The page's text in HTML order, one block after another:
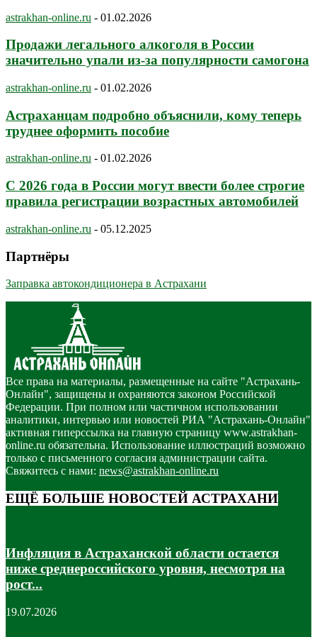
astrakhan-online.ru - 01.02.2026
Продажи легального алкоголя в России
значительно упали из-за популярности самогона
astrakhan-online.ru - 01.02.2026
Астраханцам подробно объяснили, кому теперь
труднее оформить пособие
astrakhan-online.ru - 01.02.2026
С 2026 года в России могут ввести более строгие
правила регистрации возрастных автомобилей
astrakhan-online.ru - 05.12.2025
Партнёры
Заправка автокондиционера в Астрахани
Все права на материалы, размещенные на сайте "Астрахань-
Онлайн", защищены и охраняются законом Российской
Федерации. При полном или частичном использовании
аналитики, интервью или новостей РИА "Астрахань-Онлайн"
активная гиперссылка на главную страницу www.astrakhan-
online.ru обязательна. Использование иллюстраций возможно
только с письменного согласия администрации сайта.
Свяжитесь с нами: news@astrakhan-online.ru
ЕЩЁ БОЛЬШЕ НОВОСТЕЙ АСТРАХАНИ
Инфляция в Астраханской области остается
ниже среднероссийского уровня, несмотря на
рост...
19.07.2026